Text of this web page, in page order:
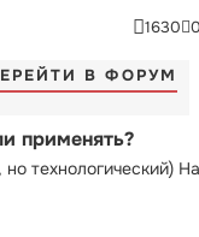
1630
В ФОРУМ
применять?
технологический) На